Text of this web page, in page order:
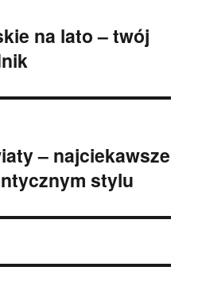
na lato – twój
– najciekawsze
stylu